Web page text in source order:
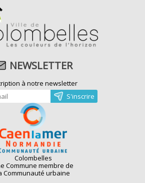
NEWSLETTER
à notre newsletter
Colombelles
Commune membre de
Communauté urbaine